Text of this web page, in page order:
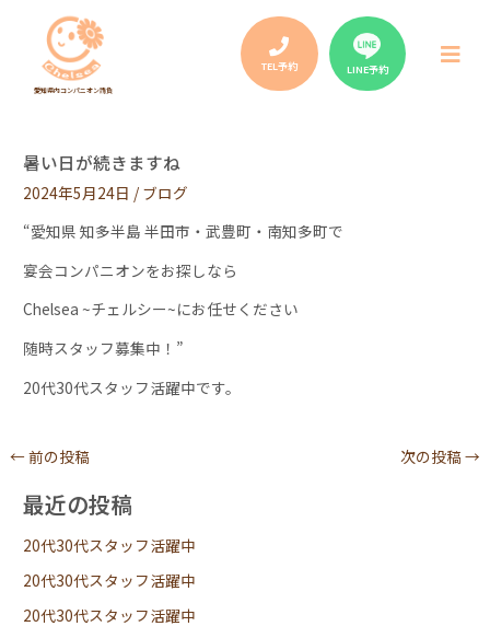
愛知県内コンパニオン請負
TEL予約 LINE予約
メ
ニ
暑い日が続きますね
2024年5月24日 / ブログ
“愛知県 知多半島 半田市・武豊町・南知多町で
宴会コンパニオンをお探しなら
Chelsea ~チェルシー~にお任せください
随時スタッフ募集中！”
20代30代スタッフ活躍中です。
navigation
←前の投稿 次の投稿 →
最近の投稿
20代30代スタッフ活躍中
20代30代スタッフ活躍中
20代30代スタッフ活躍中